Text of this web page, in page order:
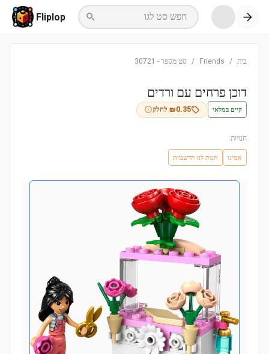
חפש סט לגו Fliplop
בית /
Friends
/ סט מספר -
30721
דוכן פרחים עם ורדים
קיים במלאי ₪0.35 לחלק
חנויות:
אמיגו חנות לגו הרשמית